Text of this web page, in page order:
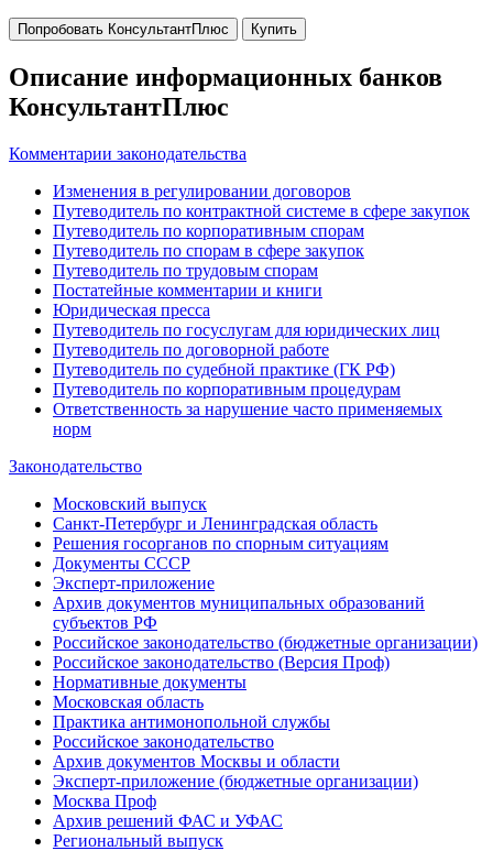
Попробовать КонсультантПлюс Купить
Описание информационных банков
КонсультантПлюс
Комментарии законодательства
Изменения в регулировании договоров
Путеводитель по контрактной системе в сфере закупок
Путеводитель по корпоративным спорам
Путеводитель по спорам в сфере закупок
Путеводитель по трудовым спорам
Постатейные комментарии и книги
Юридическая пресса
Путеводитель по госуслугам для юридических лиц
Путеводитель по договорной работе
Путеводитель по судебной практике (ГК РФ)
Путеводитель по корпоративным процедурам
Ответственность за нарушение часто применяемых
норм
Законодательство
Московский выпуск
Санкт-Петербург и Ленинградская область
Решения госорганов по спорным ситуациям
Документы СССР
Эксперт-приложение
Архив документов муниципальных образований
субъектов РФ
Российское законодательство (бюджетные организации)
Российское законодательство (Версия Проф)
Нормативные документы
Московская область
Практика антимонопольной службы
Российское законодательство
Архив документов Москвы и области
Эксперт-приложение (бюджетные организации)
Москва Проф
Архив решений ФАС и УФАС
Региональный выпуск